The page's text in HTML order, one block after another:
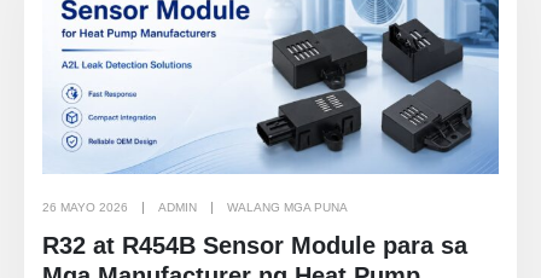
26 MAYO 2026 ADMIN WALANG MGA PUNA
R32 at R454B Sensor Module para sa